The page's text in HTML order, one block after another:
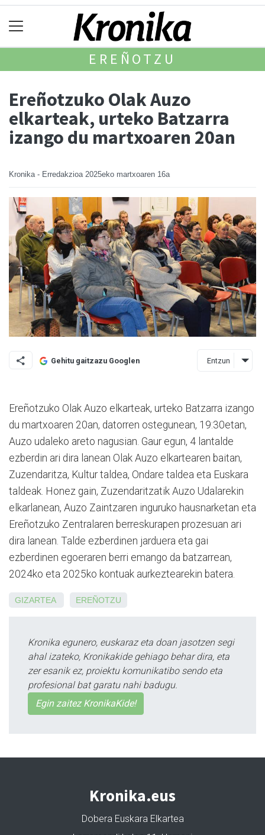
EREÑOTZU
Ereñotzuko Olak Auzo
elkarteak, urteko Batzarra
izango du martxoaren 20an
Kronika - Erredakzioa 2025eko martxoaren 16a
Gehitu gaitzazu Googlen Entzun
Ereñotzuko Olak Auzo elkarteak, urteko Batzarra izango
du martxoaren 20an, datorren ostegunean, 19:30etan,
Auzo udaleko areto nagusian. Gaur egun, 4 lantalde
ezberdin ari dira lanean Olak Auzo elkartearen baitan,
Zuzendaritza, Kultur taldea, Ondare taldea eta Euskara
taldeak. Honez gain, Zuzendaritzatik Auzo Udalarekin
elkarlanean, Auzo Zaintzaren inguruko hausnarketan eta
Ereñotzuko Zentralaren berreskurapen prozesuan ari
dira lanean. Talde ezberdinen jarduera eta gai
ezberdinen egoeraren berri emango da batzarrean,
2024ko eta 2025ko kontuak aurkeztearekin batera.
GIZARTEA EREÑOTZU
Kronika egunero, euskaraz eta doan jasotzen segi
ahal izateko, Kronikakide gehiago behar dira, eta
zer esanik ez, proiektu komunikatibo sendo eta
profesional bat garatu nahi badugu.
Egin zaitez KronikaKide!
Kronika.eus
Dobera Euskara Elkartea